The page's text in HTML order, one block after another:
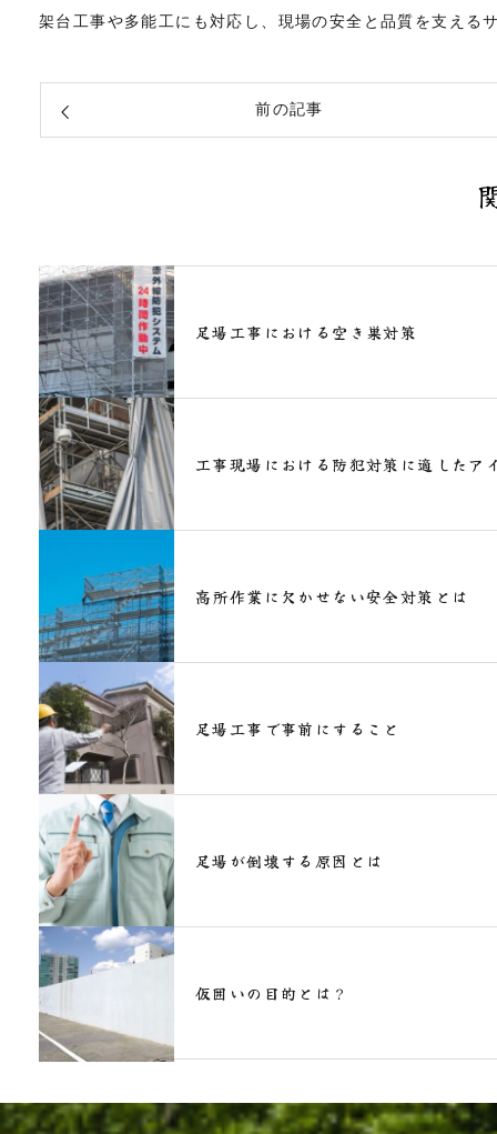
架台工事や多能工にも対応し、現場の安全と品質を支える
前の記事
足場工事における空き巣対策
工事現場における防犯対策に適したア
高所作業に欠かせない安全対策とは
足場工事で事前にすること
足場が倒壊する原因とは
仮囲いの目的とは？